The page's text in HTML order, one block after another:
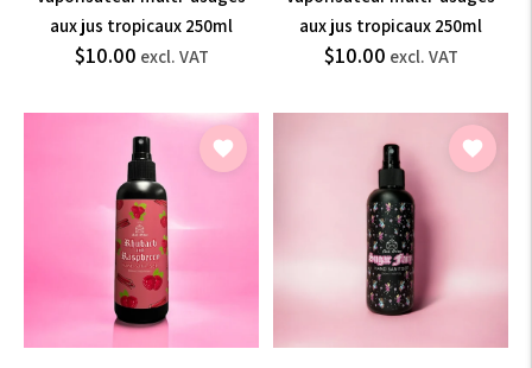
aux jus tropicaux 250ml
Prix
$10.00 excl. VAT$12.00
VAT
aux jus tropicaux 250ml
Prix
$10.00 excl. VAT$12.00
VAT